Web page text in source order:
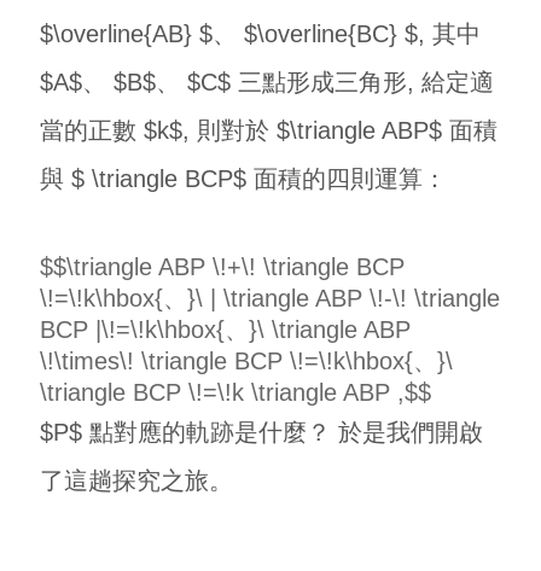
$\overline{AB} $、 $\overline{BC} $, 其中
$A$、 $B$、 $C$ 三點形成三角形, 給定適
當的正數 $k$, 則對於 $\triangle ABP$ 面積
與 $ \triangle BCP$ 面積的四則運算：
$$\triangle ABP \!+\! \triangle BCP
\!=\!k\hbox{、}\ | \triangle ABP \!-\! \triangle
BCP |\!=\!k\hbox{、}\ \triangle ABP
\!\times\! \triangle BCP \!=\!k\hbox{、}\
\triangle BCP \!=\!k \triangle ABP ,$$
$P$ 點對應的軌跡是什麼？ 於是我們開啟
了這趟探究之旅。